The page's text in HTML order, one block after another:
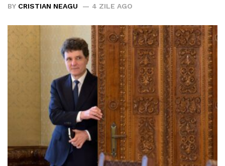
BY CRISTIAN NEAGU 4 ZILE AGO